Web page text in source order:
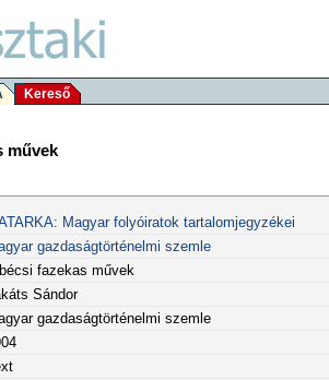
Kereső
művek
Magyar folyóiratok tartalomjegyzékei
gazdaságtörténelmi szemle
fazekas művek
Sándor
gazdaságtörténelmi szemle